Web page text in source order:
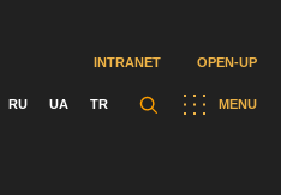
INTRANET OPEN-UP
MENU
RU UA TR